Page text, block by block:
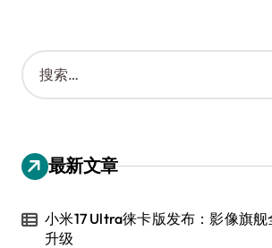
搜
索
：
最新文章
小米17 Ultra徕卡版发布：影像旗舰
升级